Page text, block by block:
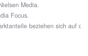
Media.
Focus.
beziehen sich auf